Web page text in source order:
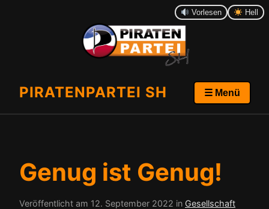
Vorlesen Hell
PIRATENPARTEI SH ☰ Menü
Genug ist Genug!
Veröffentlicht am 12. September 2022 in Gesellschaft